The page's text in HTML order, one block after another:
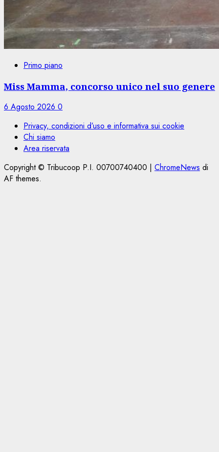
Primo piano
Miss Mamma, concorso unico nel suo genere
6 Agosto 2026 0
Privacy, condizioni d’uso e informativa sui cookie
Chi siamo
Area riservata
Copyright © Tribucoop P.I. 00700740400 | ChromeNews di
AF themes.